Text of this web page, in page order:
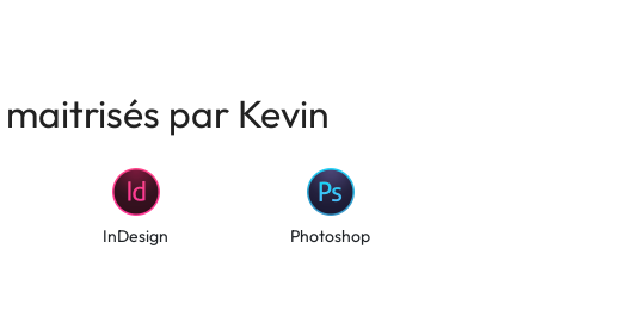
par Kevin
InDesign Photoshop